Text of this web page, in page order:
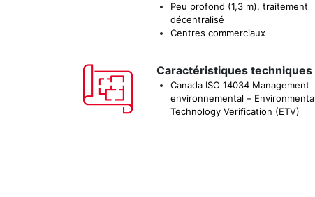
Peu profond (1,3 m), traitement
décentralisé
Centres commerciaux
Caractéristiques techniques
Canada ISO 14034 Management
environnemental – Environmental
Technology Verification (ETV)